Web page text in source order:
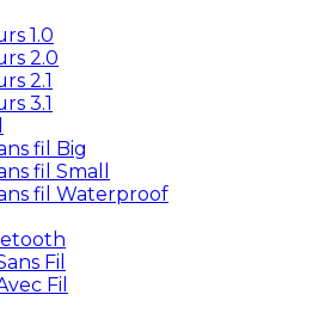
1.0
2.0
2.1
3.1
fil Big
fil Small
fil Waterproof
Fil
Fil